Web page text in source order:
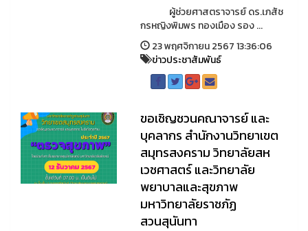
ผู้ช่วยศาสตราจารย์ ดร.เภสัช
กรหญิงพิมพร ทองเมือง รอง ...
23 พฤศจิกายน 2567 13:36:06
ข่าวประชาสัมพันธ์
ขอเชิญชวนคณาจารย์ และ
บุคลากร สำนักงานวิทยาเขต
สมุทรสงคราม วิทยาลัยสห
เวชศาสตร์ และวิทยาลัย
พยาบาลและสุขภาพ
มหาวิทยาลัยราชภัฏ
สวนสุนันทา